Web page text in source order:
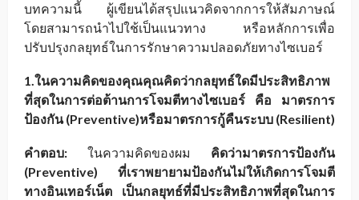
บทความนี้ ผู้เขียนได้สรุปแนวคิดจากการให้สัมภาษณ์
โดยสามารถนำไปใช้เป็นแนวทาง หรือหลักการเพื่อ
ปรับปรุงกลยุทธ์ในการรักษาความปลอดภัยทางไซเบอร์
1.ในความคิดของคุณคุณคิดว่ากลยุทธ์ใดมีประสิทธิภาพ
ที่สุดในการต่อต้านการโจมตีทางไซเบอร์ คือ มาตรการ
ป้องกัน (Preventive)หรือมาตรการกู้คืนระบบ (Resilient)
คำตอบ: ในความคิดของผม คิดว่ามาตรการป้องกัน
(Preventive) ที่เราพยายามป้องกันไม่ให้เกิดการโจมตี
ทางอินเทอร์เน็ต เป็นกลยุทธ์ที่มีประสิทธิภาพที่สุดในการ